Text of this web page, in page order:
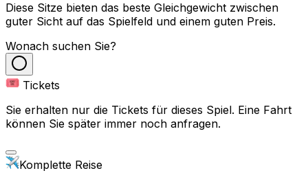
Diese Sitze bieten das beste Gleichgewicht zwischen
guter Sicht auf das Spielfeld und einem guten Preis.
Wonach suchen Sie?
Tickets
Sie erhalten nur die Tickets für dieses Spiel. Eine Fahrt
können Sie später immer noch anfragen.
Komplette Reise